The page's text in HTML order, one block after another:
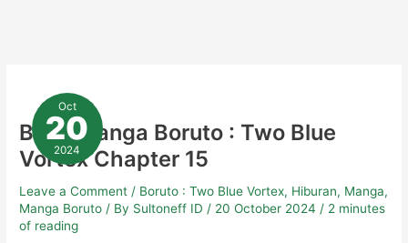
Oct
20
2024
Baca Manga Boruto : Two Blue
Vortex Chapter 15
Leave a Comment / Boruto : Two Blue Vortex, Hiburan, Manga,
Manga Boruto / By Sultoneff ID / 20 October 2024 / 2 minutes
of reading
Manga
Boruto
Two
Blue
Vortex
Chapter